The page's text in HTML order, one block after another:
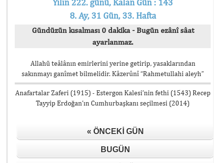
Yılın 222. günü, Kalan Gün : 143
8. Ay, 31 Gün, 33. Hafta
Gündüzün kısalması 0 dakika - Bugün ezânî sâat
ayarlanmaz.
Allahü teâlânın emirlerini yerine getirip, yasaklarından
sakınmayı ganîmet bilmelidir. Kâzerûnî “Rahmetullahi aleyh”
Anafartalar Zaferi (1915) - Estergon Kalesi’nin fethi (1543) Recep
Tayyip Erdoğan’ın Cumhurbaşkanı seçilmesi (2014)
« ÖNCEKI GÜN
BUGÜN